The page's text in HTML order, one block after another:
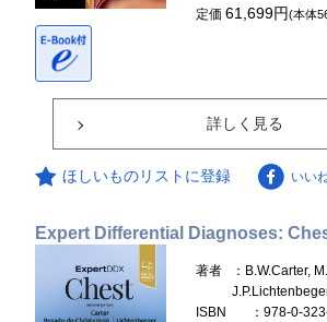
定価61,699円(本体
詳しく見る
ほしいものリストに登録 いい
Expert Differential Diagnoses:
著者
：B.W.Carter,
J.P.Lichtenbeger
ISBN
：978-0-